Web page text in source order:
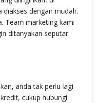
dengan mudah.
Team marketing kami
ditanyakan seputar
anda tak perlu lagi
cukup hubungi